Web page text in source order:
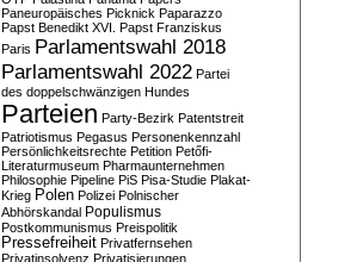
Paneuropäisches Picknick Paparazzo
Papst Benedikt XVI. Papst Franziskus
Paris Parlamentswahl 2018
Parlamentswahl 2022 Partei
des doppelschwänzigen Hundes
Parteien Party-Bezirk Patentstreit
Patriotismus Pegasus Personenkennzahl
Persönlichkeitsrechte Petition Petőfi-
Literaturmuseum Pharmaunternehmen
Philosophie Pipeline PiS Pisa-Studie Plakat-
Krieg Polen Polizei Polnischer
Abhörskandal Populismus
Postkommunismus Preispolitik
Pressefreiheit Privatfernsehen
Privatinsolvenz Privatisierungen